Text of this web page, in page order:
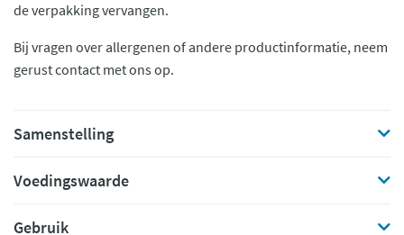
de verpakking vervangen.
Bij vragen over allergenen of andere productinformatie, neem
gerust contact met ons op.
Samenstelling
Voedingswaarde
Gebruik